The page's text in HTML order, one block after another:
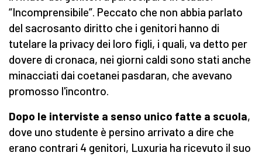
“Incomprensibile”. Peccato che non abbia parlato
del sacrosanto diritto che i genitori hanno di
tutelare la privacy dei loro figli, i quali, va detto per
dovere di cronaca, nei giorni caldi sono stati anche
minacciati dai coetanei pasdaran, che avevano
promosso l'incontro.
Dopo le interviste a senso unico fatte a scuola,
dove uno studente è persino arrivato a dire che
erano contrari 4 genitori, Luxuria ha ricevuto il suo